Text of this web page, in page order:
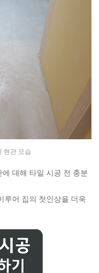
현관 모습
대해 타일 시공 전 충분
루어 집의 첫인상을 더욱